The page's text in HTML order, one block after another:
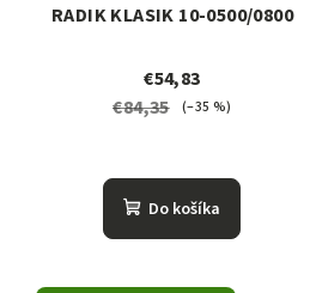
RADIK KLASIK 10-0500/0800
€54,83
€84,35
(–35 %)
Do košíka